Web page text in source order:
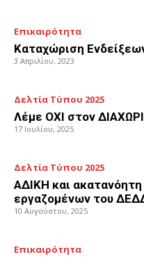
Επικαιρότητα
Καταχώριση
3 Απριλίου, 2023
Δελτία Τύπου 2025
Λέμε ΟΧΙ στον
17 Ιουλίου, 2025
Δελτία Τύπου 2025
ΑΔΙΚΗ και
εργαζομένων του
10 Αυγούστου, 2025
Επικαιρότητα